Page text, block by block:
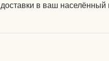
доставки в ваш населённый